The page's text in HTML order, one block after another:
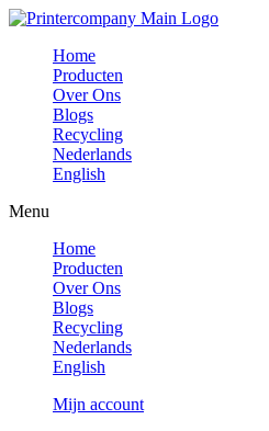
Ga
inhoud
Home
Producten
Over Ons
Blogs
Recycling
Nederlands
English
Menu
Home
Producten
Over Ons
Blogs
Recycling
Nederlands
English
Mijn account